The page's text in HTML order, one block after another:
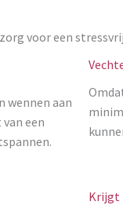
voor een
wennen aan
een
Krijgt